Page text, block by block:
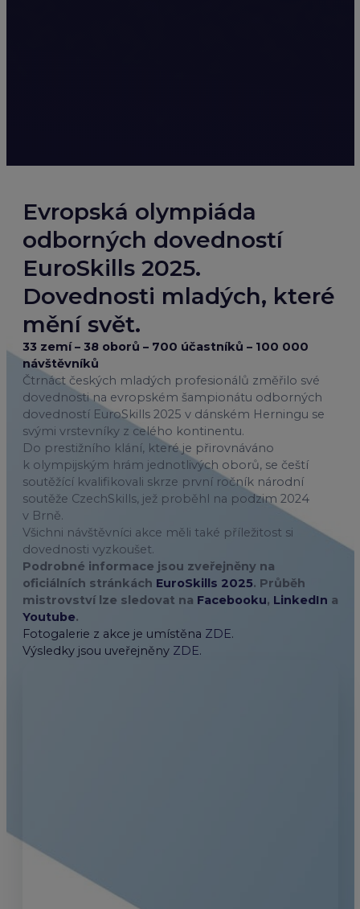
Evropská olympiáda
odborných dovedností
EuroSkills 2025.
Dovednosti mladých, které
mění svět.
33 zemí – 38 oborů – 700 účastníků – 100 000
návštěvníků
Čtrnáct českých mladých profesionálů změřilo své
dovednosti na evropském šampionátu odborných
dovedností EuroSkills 2025 v dánském Herningu se
svými vrstevníky z celého kontinentu.
Do prestižního klání, které je přirovnáváno
k olympijským hrám jednotlivých oborů, se čeští
soutěžící kvalifikovali skrze první ročník národní
soutěže CzechSkills, jež proběhl na podzim 2024
v Brně.
Všichni návštěvníci akce měli také příležitost si
dovednosti vyzkoušet.
Podrobné informace jsou zveřejněny na
oficiálních stránkách EuroSkills 2025. Průběh
mistrovství lze sledovat na Facebooku, LinkedIn a
Youtube.
Fotogalerie z akce je umístěna ZDE.
Výsledky jsou uveřejněny ZDE.